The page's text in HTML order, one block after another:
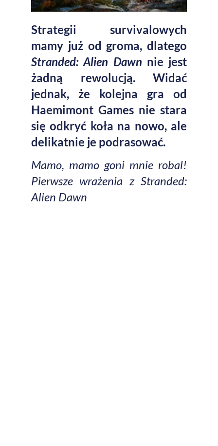
Strategii survivalowych
mamy już od groma, dlatego
Stranded: Alien Dawn nie jest
żadną rewolucją. Widać
jednak, że kolejna gra od
Haemimont Games nie stara
się odkryć koła na nowo, ale
delikatnie je podrasować.
Mamo, mamo goni mnie robal!
Pierwsze wrażenia z Stranded:
Alien Dawn